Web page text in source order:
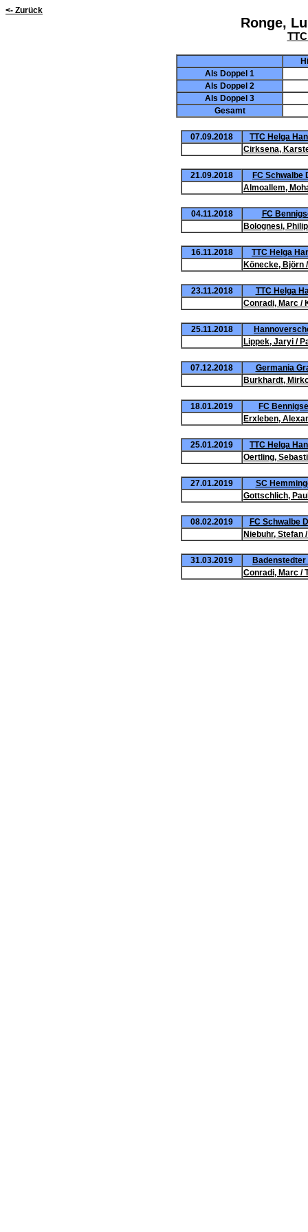
<- Zurück
Ronge,
Als Doppel 1
Als Doppel 2
Als Doppel 3
Gesamt
07.09.2018
TTC Helga
Cirksena,
21.09.2018
FC Schwalbe
Almoallem,
04.11.2018
FC
Bolognesi,
16.11.2018
TTC Helga
Könecke, Björn
23.11.2018
TTC Helga
Conradi, Marc /
25.11.2018
Lippek, Jaryi /
07.12.2018
Germania
Burkhardt,
18.01.2019
FC
Erxleben,
25.01.2019
TTC Helga
Oertling,
27.01.2019
SC
Gottschlich,
08.02.2019
FC Schwalbe
Niebuhr, Stefan
31.03.2019
Badenstedter
Conradi, Marc /